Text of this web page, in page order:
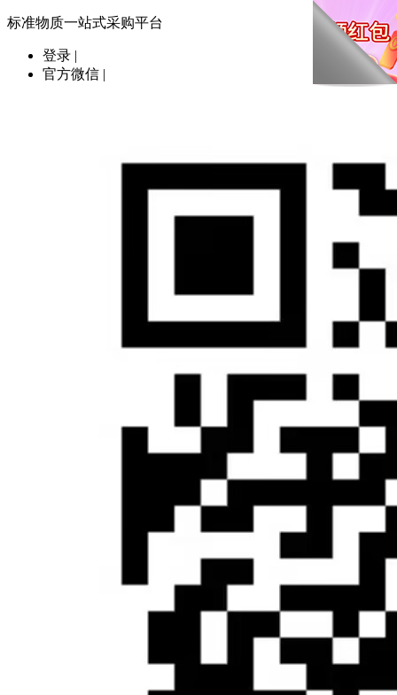
标准物质一站式采购平台
登录 |
官方微信 |